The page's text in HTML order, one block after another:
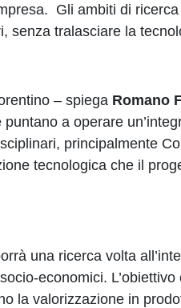
Gli ambiti di
senza tralasciare la
– spiega Romano
a operare
principalmente
tecnologica che il
una ricerca volta
economici.
la valorizzazione in